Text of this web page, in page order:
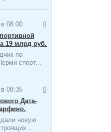
в 08:00
0
19 млрд руб.
по
спорт...
в 08:35
0
Дата-
новую